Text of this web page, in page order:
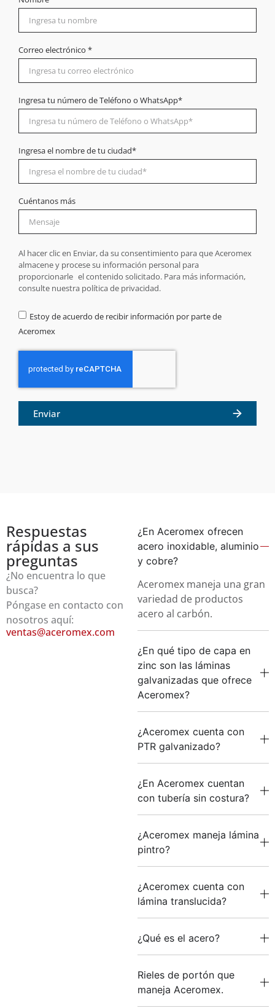
Correo electrónico *
Ingresa tu número de Teléfono o WhatsApp*
Ingresa el nombre de tu ciudad*
Cuéntanos más
Al hacer clic en Enviar, da su consentimiento para que Aceromex
almacene y procese su información personal para
proporcionarle el contenido solicitado. Para más información,
consulte nuestra política de privacidad.
Estoy de acuerdo de recibir información por parte de
Aceromex
Enviar
Respuestas
rápidas a sus
preguntas
¿No encuentra lo que
busca?
Póngase en contacto con
nosotros aquí:
ventas@aceromex.com
¿En Aceromex ofrecen
acero inoxidable, aluminio
y cobre?
Aceromex maneja una gran
variedad de productos
acero al carbón.
¿En qué tipo de capa en
zinc son las láminas
galvanizadas que ofrece
Aceromex?
¿Aceromex cuenta con
PTR galvanizado?
¿En Aceromex cuentan
con tubería sin costura?
¿Aceromex maneja lámina
pintro?
¿Aceromex cuenta con
lámina translucida?
¿Qué es el acero?
Rieles de portón que
maneja Aceromex.